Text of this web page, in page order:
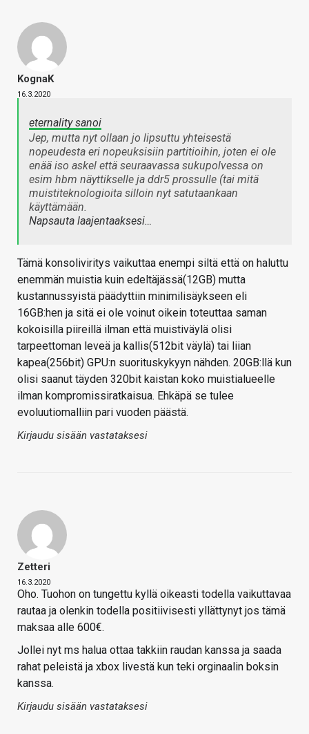
KognaK
16.3.2020
eternality sanoi
Jep, mutta nyt ollaan jo lipsuttu yhteisestä
nopeudesta eri nopeuksisiin partitioihin, joten ei ole
enää iso askel että seuraavassa sukupolvessa on
esim hbm näyttikselle ja ddr5 prossulle (tai mitä
muistiteknologioita silloin nyt satutaankaan
käyttämään.
Napsauta laajentaaksesi…
Tämä konsoliviritys vaikuttaa enempi siltä että on haluttu
enemmän muistia kuin edeltäjässä(12GB) mutta
kustannussyistä päädyttiin minimilisäykseen eli
16GB:hen ja sitä ei ole voinut oikein toteuttaa saman
kokoisilla piireillä ilman että muistiväylä olisi
tarpeettoman leveä ja kallis(512bit väylä) tai liian
kapea(256bit) GPU:n suorituskykyyn nähden. 20GB:llä kun
olisi saanut täyden 320bit kaistan koko muistialueelle
ilman kompromissiratkaisua. Ehkäpä se tulee
evoluutiomalliin pari vuoden päästä.
Kirjaudu sisään vastataksesi
Zetteri
16.3.2020
Oho. Tuohon on tungettu kyllä oikeasti todella vaikuttavaa
rautaa ja olenkin todella positiivisesti yllättynyt jos tämä
maksaa alle 600€.
Jollei nyt ms halua ottaa takkiin raudan kanssa ja saada
rahat peleistä ja xbox livestä kun teki orginaalin boksin
kanssa.
Kirjaudu sisään vastataksesi